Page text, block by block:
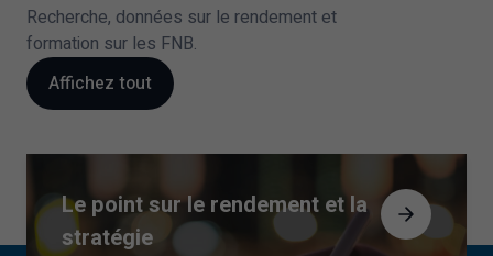
Recherche, données sur le rendement et
formation sur les FNB.
Affichez tout
Le point sur le rendement et la
stratégie